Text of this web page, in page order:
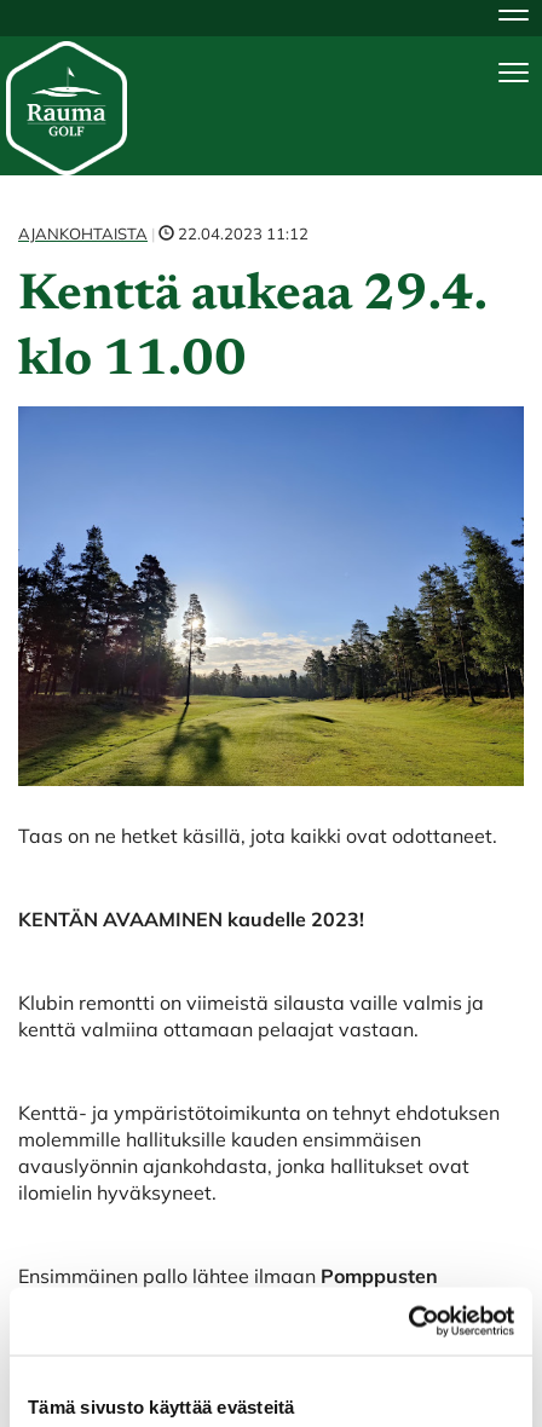
Tämä sivusto käyttää evästeitä
AJANKOHTAISTA | 22.04.2023 11:12
Kenttä aukeaa 29.4.
klo 11.00
Taas on ne hetket käsillä, jota kaikki ovat odottaneet.
KENTÄN AVAAMINEN kaudelle 2023!
Klubin remontti on viimeistä silausta vaille valmis ja
kenttä valmiina ottamaan pelaajat vastaan.
Kenttä- ja ympäristötoimikunta on tehnyt ehdotuksen
molemmille hallituksille kauden ensimmäisen
avauslyönnin ajankohdasta, jonka hallitukset ovat
ilomielin hyväksyneet.
Ensimmäinen pallo lähtee ilmaan Pomppusten
26.4. klo 12.